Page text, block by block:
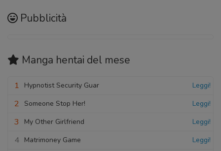
Pubblicità
Manga hentai del mese
1 Hypnotist Security Guar Leggi!
2 Someone Stop Her! Leggi!
3 My Other Girlfriend Leggi!
4 Matrimoney Game Leggi!